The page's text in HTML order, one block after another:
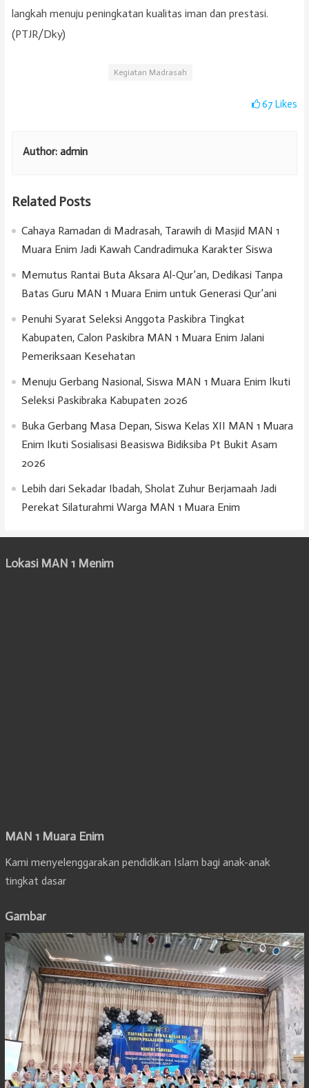
langkah menuju peningkatan kualitas iman dan prestasi.
(PTJR/Dky)
Kegiatan Madrasah
67Likes
Author: admin
Related Posts
Cahaya Ramadan di Madrasah, Tarawih di Masjid MAN 1
Muara Enim Jadi Kawah Candradimuka Karakter Siswa
Memutus Rantai Buta Aksara Al-Qur’an, Dedikasi Tanpa
Batas Guru MAN 1 Muara Enim untuk Generasi Qur’ani
Penuhi Syarat Seleksi Anggota Paskibra Tingkat
Kabupaten, Calon Paskibra MAN 1 Muara Enim Jalani
Pemeriksaan Kesehatan
Menuju Gerbang Nasional, Siswa MAN 1 Muara Enim Ikuti
Seleksi Paskibraka Kabupaten 2026
Buka Gerbang Masa Depan, Siswa Kelas XII MAN 1 Muara
Enim Ikuti Sosialisasi Beasiswa Bidiksiba Pt Bukit Asam
2026
Lebih dari Sekadar Ibadah, Sholat Zuhur Berjamaah Jadi
Perekat Silaturahmi Warga MAN 1 Muara Enim
Lokasi MAN 1 Menim
MAN 1 Muara Enim
Kami menyelenggarakan pendidikan Islam bagi anak-anak
tingkat dasar
Gambar